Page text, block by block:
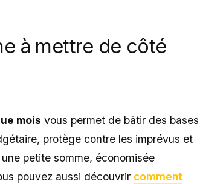
à mettre de côté
mois vous permet de bâtir des bases
protège contre les imprévus et
petite somme, économisée
pouvez aussi découvrir comment